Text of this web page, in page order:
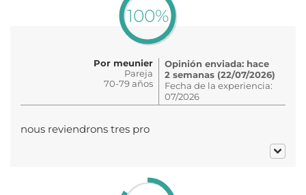
100%
Por meunier
Pareja
70-79 años
Opinión enviada: hace
2 semanas (22/07/2026)
Fecha de la experiencia:
07/2026
nous reviendrons tres pro